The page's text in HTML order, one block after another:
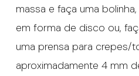
massa e faça uma
em forma de disco ou,
uma prensa para crepes/
aproximadamente 4 mm